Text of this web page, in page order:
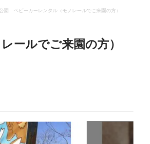
園 ベビーカーレンタル（モノレールでご来園の方）
ールでご来園の方）